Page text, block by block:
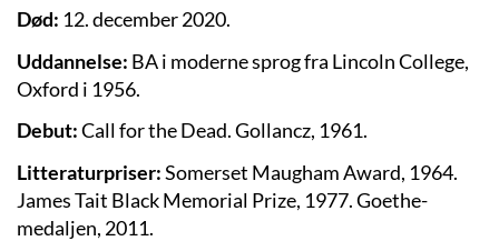
Død: 12. december 2020.
Uddannelse: BA i moderne sprog fra Lincoln College,
Oxford i 1956.
Debut:Call for the Dead. Gollancz, 1961.
Litteraturpriser:Somerset Maugham Award, 1964.
James Tait Black Memorial Prize, 1977. Goethe-
medaljen, 2011.